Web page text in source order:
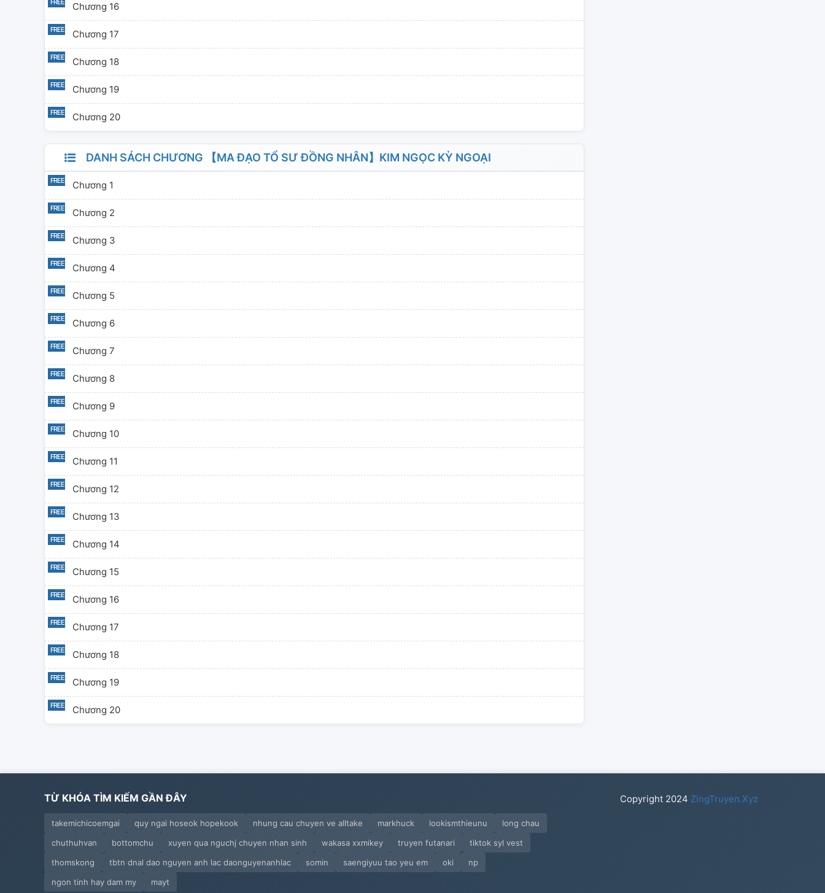
Chương 16
Chương 17
Chương 18
Chương 19
Chương 20
DANH SÁCH CHƯƠNG 【MA ĐẠO TỔ SƯ ĐỒNG NHÂN】KIM NGỌC KỲ NGOẠI
Chương 1
Chương 2
Chương 3
Chương 4
Chương 5
Chương 6
Chương 7
Chương 8
Chương 9
Chương 10
Chương 11
Chương 12
Chương 13
Chương 14
Chương 15
Chương 16
Chương 17
Chương 18
Chương 19
Chương 20
TỪ KHÓA TÌM KIẾM GẦN ĐÂY
takemichicoemgai quy ngai hoseok hopekook nhung cau chuyen ve alltake markhuck lookismthieunu
long chau
chuthuhvan
bottomchu xuyen qua nguchj chuyen nhan sinh wakasa xxmikey truyen futanari
tiktok syl vest
thomskong
tbtn dnal dao nguyen anh lac daonguyenanhlac somin saengiyuu tao yeu em oki
np
ngon tinh hay dam my
mayt
Copyright 2024 ZingTruyen.Xyz